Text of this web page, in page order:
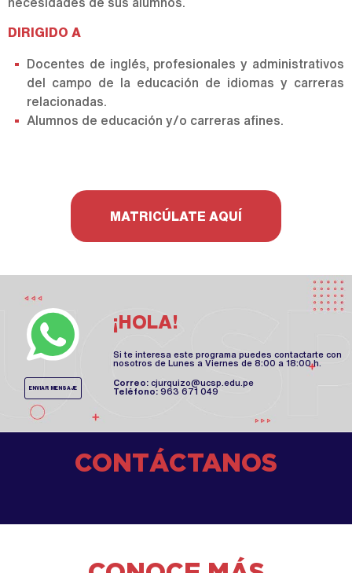
DIRIGIDO A
Docentes de inglés, profesionales y administrativos
del campo de la educación de idiomas y carreras
relacionadas.
Alumnos de educación y/o carreras afines.
MATRICÚLATE AQUÍ
ENVIAR MENSAJE
¡HOLA!
Si te interesa este programa puedes contactarte con
nosotros de Lunes a Viernes de 8:00 a 18:00 h.
Correo:cjurquizo@ucsp.edu.pe
Teléfono:963 671 049
CONTÁCTANOS